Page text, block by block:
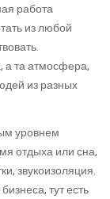
работа
из любой
а та атмосфера,
из разных
уровнем
отдыха или сна,
звукоизоляция.
тут есть